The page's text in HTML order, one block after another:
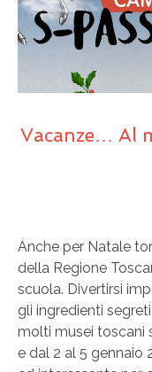
Vacanze… Al
Anche per Natale
della Regione
scuola. Divertirsi
gli ingredienti
molti musei toscani
e dal 2 al 5 gennaio